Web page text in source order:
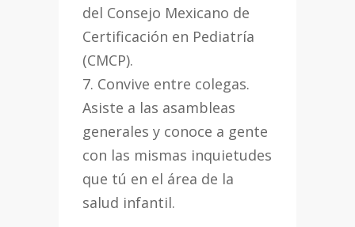
del Consejo Mexicano de
Certificación en Pediatría
(CMCP).
7. Convive entre colegas.
Asiste a las asambleas
generales y conoce a gente
con las mismas inquietudes
que tú en el área de la
salud infantil.